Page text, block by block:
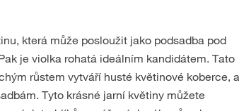
která může posloužit jako podsadba pod
je violka rohatá ideálním kandidátem. Tato
růstem vytváří husté květinové koberce, a
Tyto krásné jarní květiny můžete